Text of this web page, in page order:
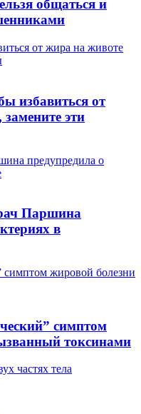
общаться и
от жира на животе
избавиться от
эти
предупредила о
Паршина
в
жировой болезни
симптом
токсинами
частях тела